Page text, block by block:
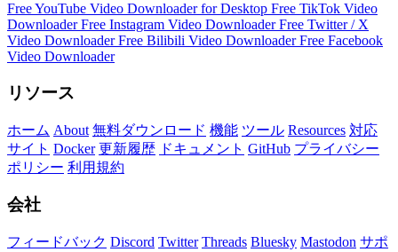
Free YouTube Video Downloader for Desktop Free TikTok Video
DownloaderFree Instagram Video DownloaderFree Twitter / X
Video DownloaderFree Bilibili Video DownloaderFree Facebook
Video Downloader
リソース
ホーム About 無料ダウンロード 機能 ツール Resources 対応
サイト Docker 更新履歴 ドキュメント GitHub プライバシー
ポリシー 利用規約
会社
フィードバック Discord Twitter Threads Bluesky Mastodon サポ